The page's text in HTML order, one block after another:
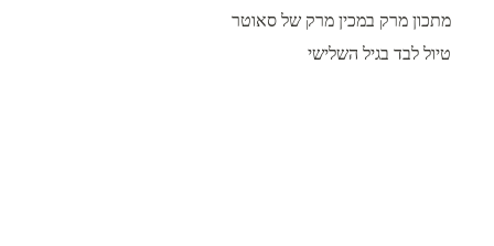
מתכון מרק במכין מרק של סאוטר
טיול לבד בגיל השלישי